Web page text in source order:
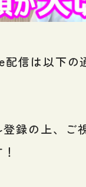
信は以下の
録の上、ご